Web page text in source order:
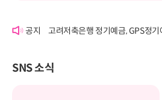
SNS 소식